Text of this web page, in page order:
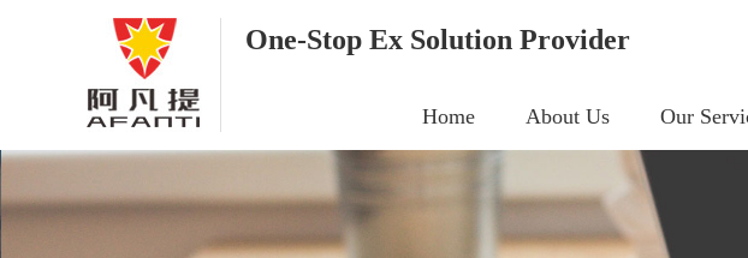
One-Stop Ex Solution Provider
Home About Us Our